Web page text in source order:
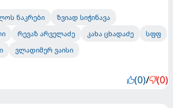
ნაკრები
ზვიად სიჭინავა
რევაზ არველაძე კახა ცხადაძე
სფფ
ვლადიმერ ვაისი
(0)/ (0)